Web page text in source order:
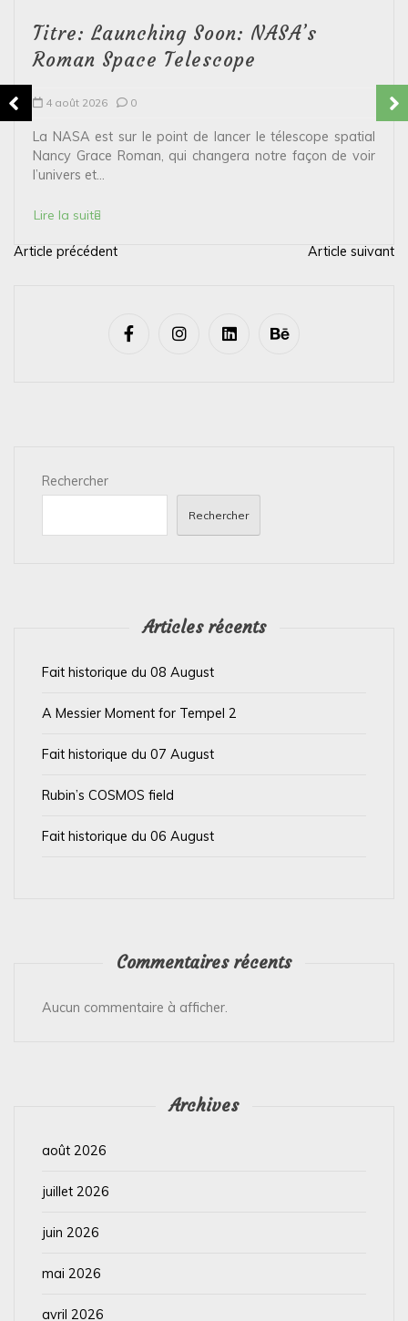
Titre: Launching Soon: NASA’s
Roman Space Telescope
4 août 2026 0
La NASA est sur le point de lancer le télescope spatial
Nancy Grace Roman, qui changera notre façon de voir
l’univers et...
Lire la suite
N
Article précédent Article suivant
Rechercher
Rechercher
Articles récents
Fait historique du 08 August
A Messier Moment for Tempel 2
Fait historique du 07 August
Rubin’s COSMOS field
Fait historique du 06 August
Commentaires récents
Aucun commentaire à afficher.
Archives
août 2026
juillet 2026
juin 2026
mai 2026
avril 2026